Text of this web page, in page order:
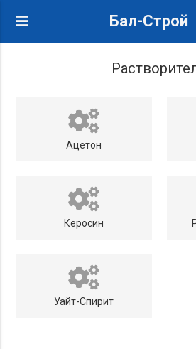
Бал-Строй
Ацетон
Керосин
Уайт-Спирит